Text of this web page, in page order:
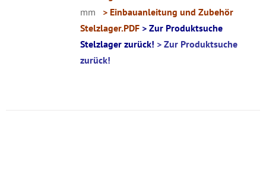
mm > Einbauanleitung und Zubehör
Stelzlager.PDF > Zur Produktsuche
Stelzlager zurück! > Zur Produktsuche
zurück!